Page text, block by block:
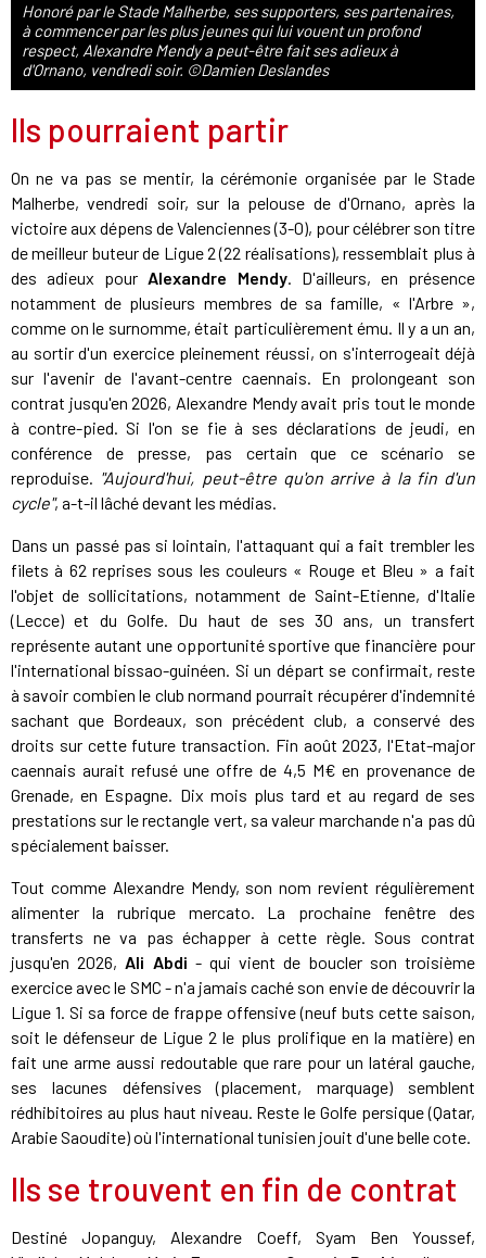
Honoré par le Stade Malherbe, ses supporters, ses partenaires,
à commencer par les plus jeunes qui lui vouent un profond
respect, Alexandre Mendy a peut-être fait ses adieux à
d'Ornano, vendredi soir. ©Damien Deslandes
Ils pourraient partir
On ne va pas se mentir, la cérémonie organisée par le Stade
Malherbe, vendredi soir, sur la pelouse de d'Ornano, après la
victoire aux dépens de Valenciennes (3-0), pour célébrer son titre
de meilleur buteur de Ligue 2 (22 réalisations), ressemblait plus à
des adieux pour Alexandre Mendy. D'ailleurs, en présence
notamment de plusieurs membres de sa famille, « l'Arbre »,
comme on le surnomme, était particulièrement ému. Il y a un an,
au sortir d'un exercice pleinement réussi, on s'interrogeait déjà
sur l'avenir de l'avant-centre caennais. En prolongeant son
contrat jusqu'en 2026, Alexandre Mendy avait pris tout le monde
à contre-pied. Si l'on se fie à ses déclarations de jeudi, en
conférence de presse, pas certain que ce scénario se
reproduise. "Aujourd'hui, peut-être qu'on arrive à la fin d'un
cycle", a-t-il lâché devant les médias.
Dans un passé pas si lointain, l'attaquant qui a fait trembler les
filets à 62 reprises sous les couleurs « Rouge et Bleu » a fait
l'objet de sollicitations, notamment de Saint-Etienne, d'Italie
(Lecce) et du Golfe. Du haut de ses 30 ans, un transfert
représente autant une opportunité sportive que financière pour
l'international bissao-guinéen. Si un départ se confirmait, reste
à savoir combien le club normand pourrait récupérer d'indemnité
sachant que Bordeaux, son précédent club, a conservé des
droits sur cette future transaction. Fin août 2023, l'Etat-major
caennais aurait refusé une offre de 4,5 M€ en provenance de
Grenade, en Espagne. Dix mois plus tard et au regard de ses
prestations sur le rectangle vert, sa valeur marchande n'a pas dû
spécialement baisser.
Tout comme Alexandre Mendy, son nom revient régulièrement
alimenter la rubrique mercato. La prochaine fenêtre des
transferts ne va pas échapper à cette règle. Sous contrat
jusqu'en 2026, Ali Abdi - qui vient de boucler son troisième
exercice avec le SMC - n'a jamais caché son envie de découvrir la
Ligue 1. Si sa force de frappe offensive (neuf buts cette saison,
soit le défenseur de Ligue 2 le plus prolifique en la matière) en
fait une arme aussi redoutable que rare pour un latéral gauche,
ses lacunes défensives (placement, marquage) semblent
rédhibitoires au plus haut niveau. Reste le Golfe persique (Qatar,
Arabie Saoudite) où l'international tunisien jouit d'une belle cote.
Ils se trouvent en fin de contrat
Destiné Jopanguy, Alexandre Coeff, Syam Ben Youssef,